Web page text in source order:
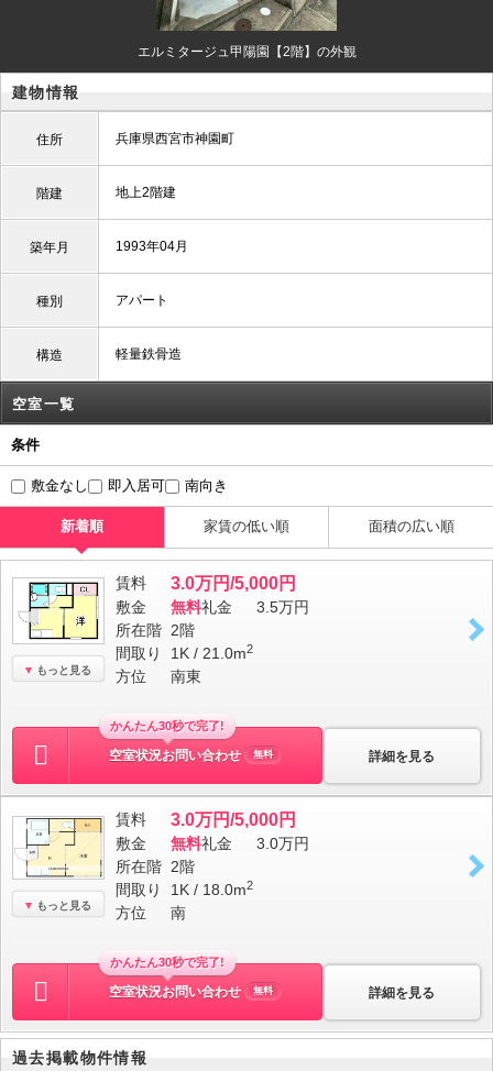
エルミタージュ甲陽園【2階】の外観
建物情報
住所 兵庫県西宮市神園町
階建 地上2階建
築年月 1993年04月
種別 アパート
構造 軽量鉄骨造
空室一覧
条件
敷金なし 即入居可 南向き
新着順 家賃の低い順 面積の広い順
もっと見る
賃料 3.0万円/5,000円
敷金 無料礼金
3.5万円
所在階 2階
間取り
1K / 21.0m2
方位 南東
詳細を見る
かんたん30秒で完了!
空室状況お問い合わせ 無料
もっと見る
賃料 3.0万円/5,000円
敷金 無料礼金
3.0万円
所在階 2階
間取り
1K / 18.0m2
方位 南
詳細を見る
かんたん30秒で完了!
空室状況お問い合わせ 無料
過去掲載物件情報